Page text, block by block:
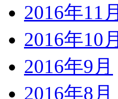
2016年11月
2016年10月
2016年9月
2016年8月